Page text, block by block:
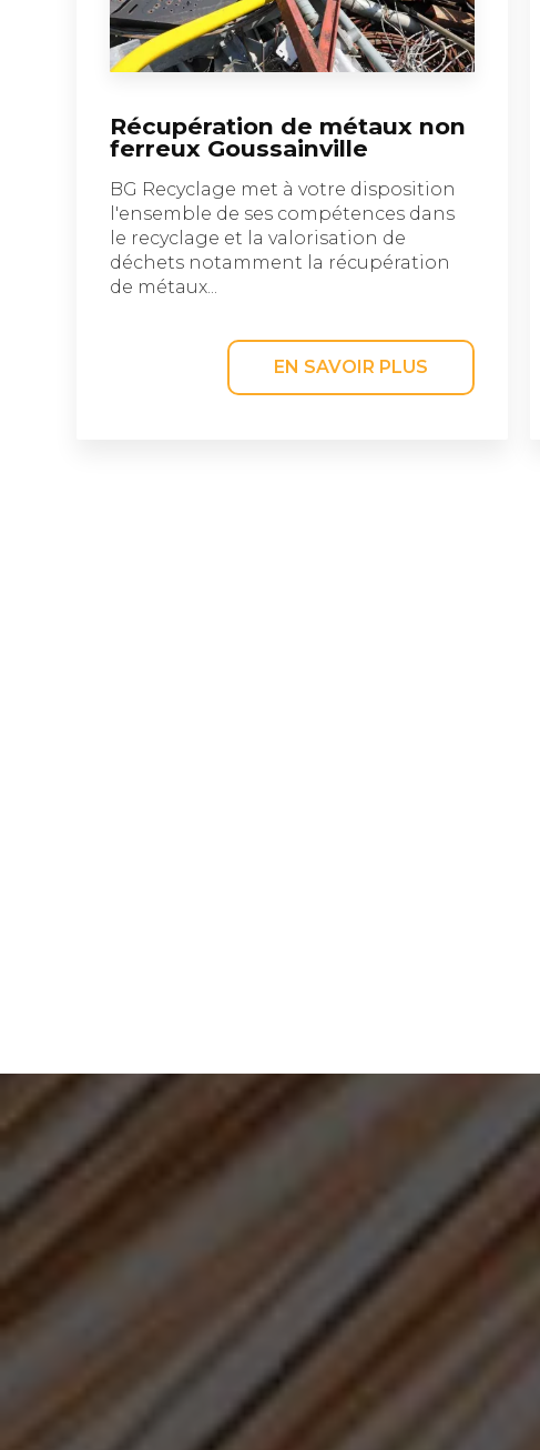
Récupération de métaux non
ferreux Goussainville
BG Recyclage met à votre disposition
l'ensemble de ses compétences dans
le recyclage et la valorisation de
déchets notamment la récupération
de métaux...
EN SAVOIR PLUS